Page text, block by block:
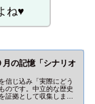
ね♥
月の記憶「シナリオ
信じ込み「実際にどう
のです。中立的な歴史
証拠として収集しま